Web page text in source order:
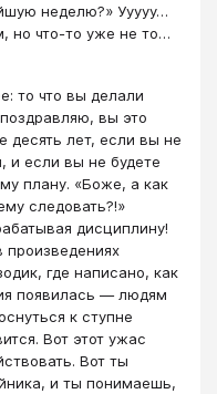
неделю?» Ууууу…
но что-то уже не то…
то что вы делали
вы это
десять лет, если вы не
и если вы не будете
плану. «Боже, а как
следовать?!»
дисциплину!
произведениях
где написано, как
появилась ― людям
к ступне
Вот этот ужас
Вот ты
и ты понимаешь,